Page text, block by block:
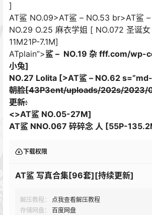
]
AT鲨 NO.09>AT鲨 – NO.53 br>AT鲨 –
NO.29 O.25 麻衣学姐 [ NO.072 圣诞
11M21P-7.1M]
ATplain”>鲨 – NO.19 杂 fff.com/wp-
小兔]
NO.27 Lolita [>AT鲨 – NO.62
朝脸[43P3ent/uploads/202s/2023/
更新:
<>AT鲨 NO.05-27M]
AT鲨 NNO.067 碎碎念 人 [55P-
下载权限
AT鲨 写真合集[96套][持续更新]
解压教程：
点我查看解压教程
存储网盘：
百度网盘